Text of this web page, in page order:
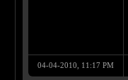
04-04-2010, 11:17 PM